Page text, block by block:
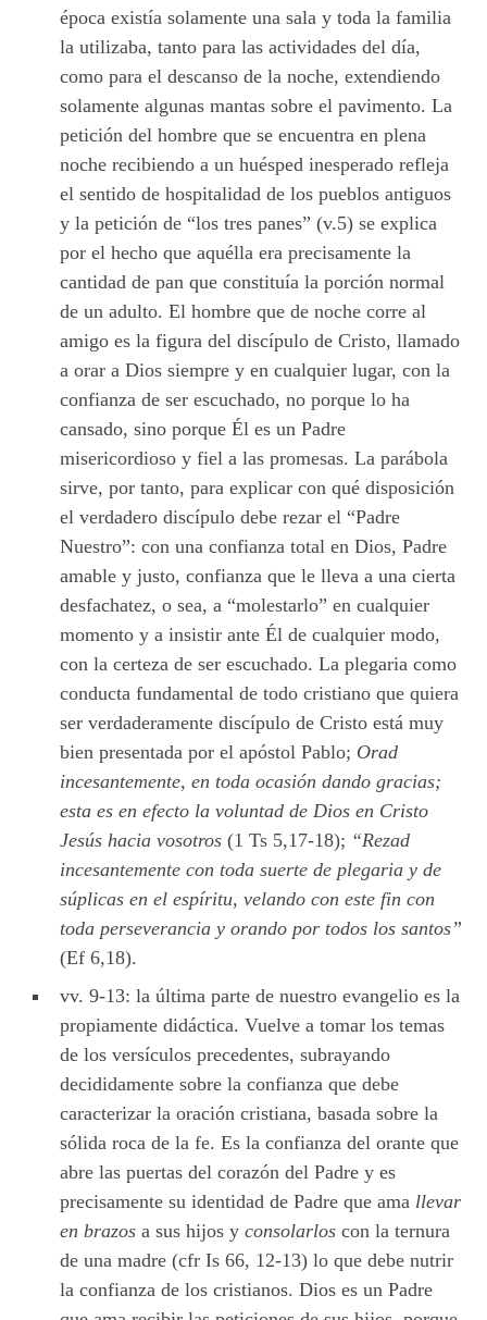
época existía solamente una sala y toda la familia
la utilizaba, tanto para las actividades del día,
como para el descanso de la noche, extendiendo
solamente algunas mantas sobre el pavimento. La
petición del hombre que se encuentra en plena
noche recibiendo a un huésped inesperado refleja
el sentido de hospitalidad de los pueblos antiguos
y la petición de “los tres panes” (v.5) se explica
por el hecho que aquélla era precisamente la
cantidad de pan que constituía la porción normal
de un adulto. El hombre que de noche corre al
amigo es la figura del discípulo de Cristo, llamado
a orar a Dios siempre y en cualquier lugar, con la
confianza de ser escuchado, no porque lo ha
cansado, sino porque Él es un Padre
misericordioso y fiel a las promesas. La parábola
sirve, por tanto, para explicar con qué disposición
el verdadero discípulo debe rezar el “Padre
Nuestro”: con una confianza total en Dios, Padre
amable y justo, confianza que le lleva a una cierta
desfachatez, o sea, a “molestarlo” en cualquier
momento y a insistir ante Él de cualquier modo,
con la certeza de ser escuchado. La plegaria como
conducta fundamental de todo cristiano que quiera
ser verdaderamente discípulo de Cristo está muy
bien presentada por el apóstol Pablo; Orad
incesantemente, en toda ocasión dando gracias;
esta es en efecto la voluntad de Dios en Cristo
Jesús hacia vosotros (1 Ts 5,17-18); “Rezad
incesantemente con toda suerte de plegaria y de
súplicas en el espíritu, velando con este fin con
toda perseverancia y orando por todos los santos”
(Ef 6,18).
vv. 9-13: la última parte de nuestro evangelio es la
propiamente didáctica. Vuelve a tomar los temas
de los versículos precedentes, subrayando
decididamente sobre la confianza que debe
caracterizar la oración cristiana, basada sobre la
sólida roca de la fe. Es la confianza del orante que
abre las puertas del corazón del Padre y es
precisamente su identidad de Padre que ama llevar
en brazos a sus hijos y consolarlos con la ternura
de una madre (cfr Is 66, 12-13) lo que debe nutrir
la confianza de los cristianos. Dios es un Padre